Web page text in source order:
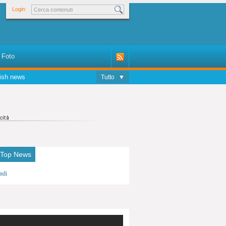
Login
Foto
news Tutto ▼
News